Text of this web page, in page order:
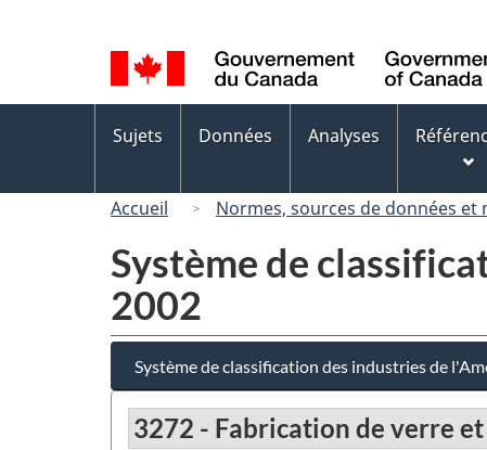
de
la
langue
des
Sujets Données Analyses
Accueil Normes, sources de données et
Système de
2002
Système de classification des industries de
3272 - Fabrication de verre